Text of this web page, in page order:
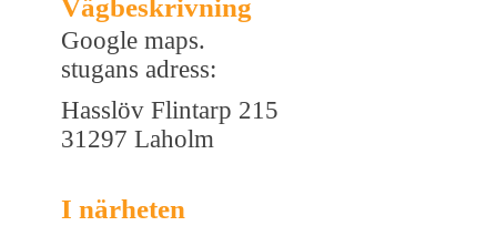
Vägbeskrivning
Google maps.
stugans adress:
Hasslöv Flintarp 215
31297 Laholm
I närheten